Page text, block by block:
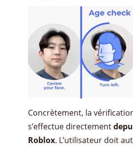
Concrètement, la
s’effectue directement
Roblox. L’utilisateur doit